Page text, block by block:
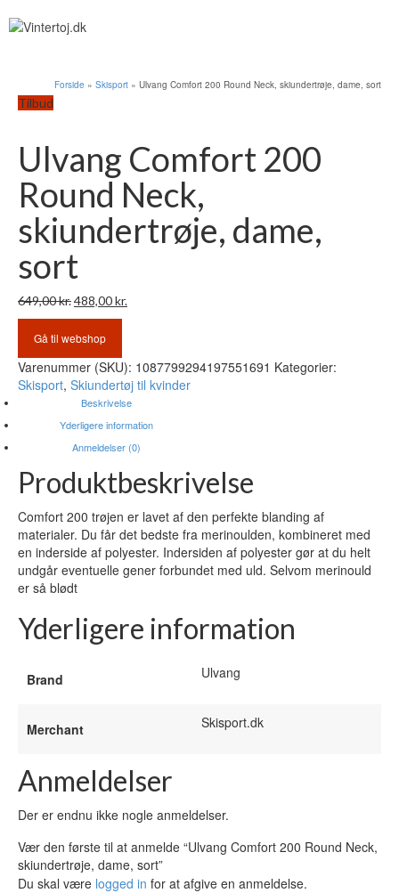
Forside » Skisport » Ulvang Comfort 200 Round Neck, skiundertrøje, dame, sort
Tilbud
Ulvang Comfort 200
Round Neck,
skiundertrøje, dame,
sort
649,00kr.Den
oprindelige
pris
649,00 kr..
488,00kr.
488,00 kr..
Gå til webshop
Varenummer (SKU): 1087799294197551691 Kategorier:
Skisport, Skiundertøj til kvinder
Beskrivelse
Yderligere information
Anmeldelser (0)
Produktbeskrivelse
Comfort 200 trøjen er lavet af den perfekte blanding af
materialer. Du får det bedste fra merinoulden, kombineret med
en inderside af polyester. Indersiden af polyester gør at du helt
undgår eventuelle gener forbundet med uld. Selvom merinould
er så blødt
Yderligere information
Brand Ulvang
Merchant Skisport.dk
Anmeldelser
Der er endnu ikke nogle anmeldelser.
Vær den første til at anmelde “Ulvang Comfort 200 Round Neck,
skiundertrøje, dame, sort”
Du skal være logged in for at afgive en anmeldelse.